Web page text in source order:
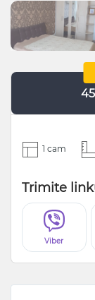
1 cam
Trimite
Viber